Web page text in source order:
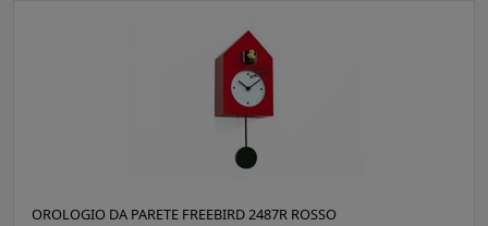
OROLOGIO DA PARETE FREEBIRD 2487R ROSSO